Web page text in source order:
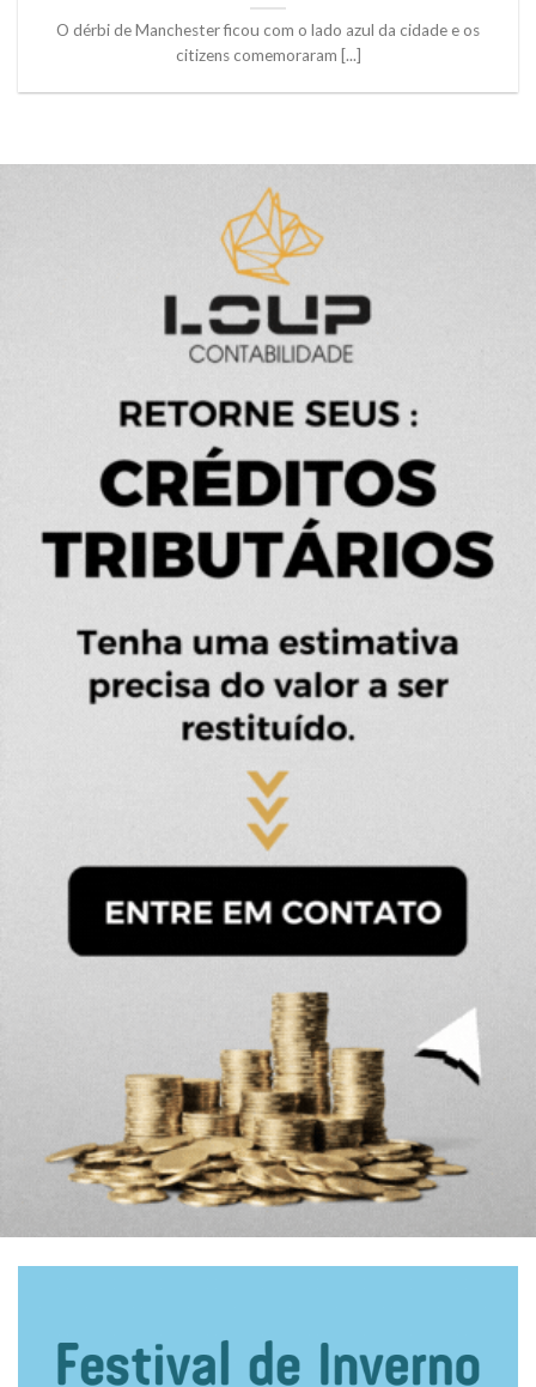
O dérbi de Manchester ficou com o lado azul da cidade e os
citizens comemoraram [...]